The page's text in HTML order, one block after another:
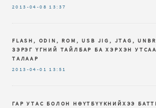
2013-04-08 13:37
FLASH, ODIN, ROM, USB JIG, JTAG,
ЗЭРЭГ ҮГНИЙ ТАЙЛБАР БА ХЭРХЭН УТСАА
ТАЛААР
2013-04-01 13:51
ГАР УТАС БОЛОН НӨҮТБҮҮКНИЙХЭЭ